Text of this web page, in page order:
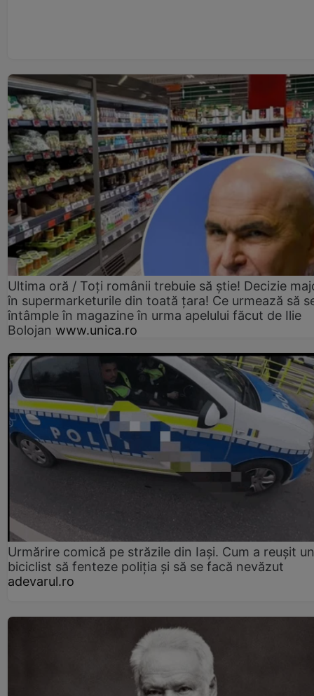
Ultima oră / Toți românii trebuie să știe! Decizie
în supermarketurile din toată țara! Ce urmează să
întâmple în magazine în urma apelului făcut de Ilie
Bolojan www.unica.ro
Urmărire comică pe străzile din Iași. Cum a reușit un
biciclist să fenteze poliția și să se facă nevăzut
adevarul.ro